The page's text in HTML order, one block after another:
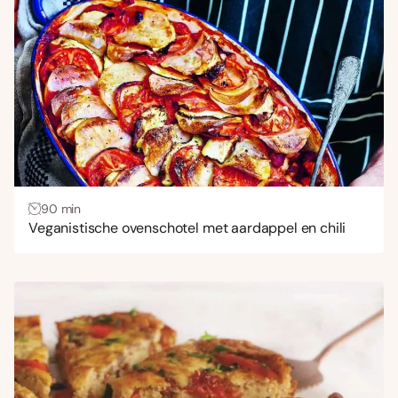
Uitdagend
(11)
Gang
Bijgerecht
(23)
Borrelhapjes en snacks
Brunch
(1)
Gebak
(2)
Hoofdgerecht
Voorgerecht
(5)
Wensen
Gezond
90 min
Veganistische ovenschotel met aardappel en chili